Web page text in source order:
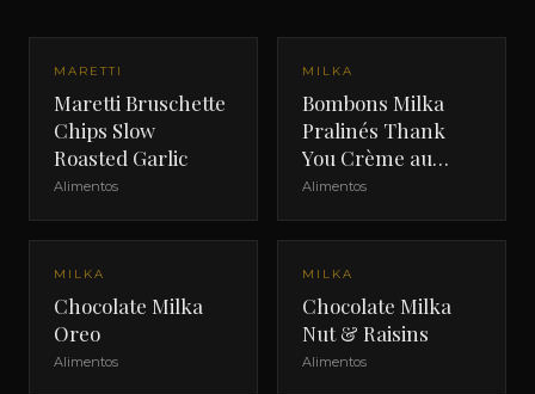
MARETTI
Maretti Bruschette
Chips Slow
Roasted Garlic
Alimentos
MILKA
Bombons Milka
Pralinés Thank
You Crème au
Cacao
Alimentos
MILKA
Chocolate Milka
Oreo
Alimentos
MILKA
Chocolate Milka
Nut & Raisins
Alimentos